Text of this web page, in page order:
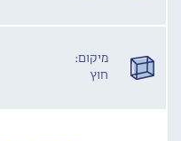
מיקום:
חוץ